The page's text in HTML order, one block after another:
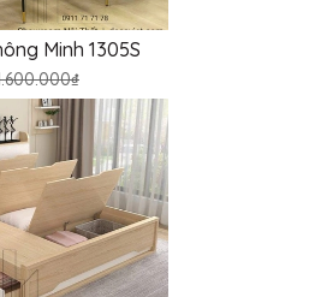
Minh 1305S